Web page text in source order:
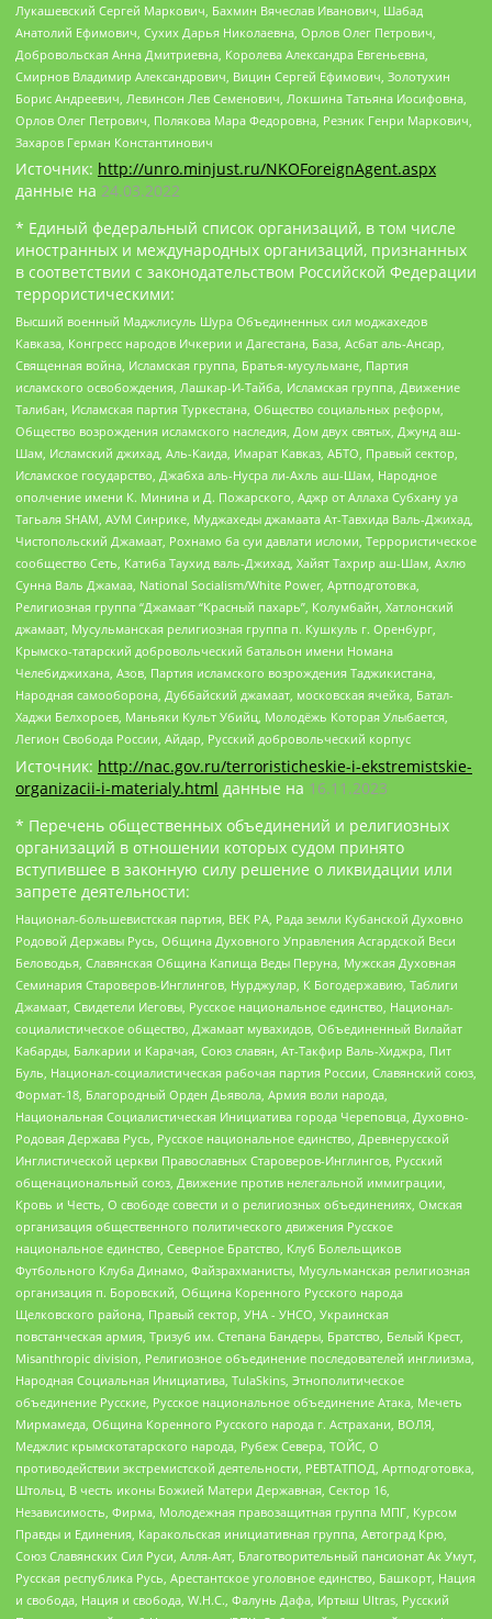
Лукашевский Сергей Маркович, Бахмин Вячеслав Иванович, Шабад
Анатолий Ефимович, Сухих Дарья Николаевна, Орлов Олег Петрович,
Добровольская Анна Дмитриевна, Королева Александра Евгеньевна,
Смирнов Владимир Александрович, Вицин Сергей Ефимович, Золотухин
Борис Андреевич, Левинсон Лев Семенович, Локшина Татьяна Иосифовна,
Орлов Олег Петрович, Полякова Мара Федоровна, Резник Генри Маркович,
Захаров Герман Константинович
Источник: http://unro.minjust.ru/NKOForeignAgent.aspx
данные на 24.03.2022
* Единый федеральный список организаций, в том числе
иностранных и международных организаций, признанных
в соответствии с законодательством Российской Федерации
террористическими:
Высший военный Маджлисуль Шура Объединенных сил моджахедов
Кавказа, Конгресс народов Ичкерии и Дагестана, База, Асбат аль-Ансар,
Священная война, Исламская группа, Братья-мусульмане, Партия
исламского освобождения, Лашкар-И-Тайба, Исламская группа, Движение
Талибан, Исламская партия Туркестана, Общество социальных реформ,
Общество возрождения исламского наследия, Дом двух святых, Джунд аш-
Шам, Исламский джихад, Аль-Каида, Имарат Кавказ, АБТО, Правый сектор,
Исламское государство, Джабха аль-Нусра ли-Ахль аш-Шам, Народное
ополчение имени К. Минина и Д. Пожарского, Аджр от Аллаха Субхану уа
Тагьаля SHAM, АУМ Синрике, Муджахеды джамаата Ат-Тавхида Валь-Джихад,
Чистопольский Джамаат, Рохнамо ба суи давлати исломи, Террористическое
сообщество Сеть, Катиба Таухид валь-Джихад, Хайят Тахрир аш-Шам, Ахлю
Сунна Валь Джамаа, National Socialism/White Power, Артподготовка,
Религиозная группа “Джамаат “Красный пахарь”, Колумбайн, Хатлонский
джамаат, Мусульманская религиозная группа п. Кушкуль г. Оренбург,
Крымско-татарский добровольческий батальон имени Номана
Челебиджихана, Азов, Партия исламского возрождения Таджикистана,
Народная самооборона, Дуббайский джамаат, московская ячейка, Батал-
Хаджи Белхороев, Маньяки Культ Убийц, Молодёжь Которая Улыбается,
Легион Свобода России, Айдар, Русский добровольческий корпус
Источник: http://nac.gov.ru/terroristicheskie-i-ekstremistskie-
organizacii-i-materialy.html данные на 16.11.2023
* Перечень общественных объединений и религиозных
организаций в отношении которых судом принято
вступившее в законную силу решение о ликвидации или
запрете деятельности:
Национал-большевистская партия, ВЕК РА, Рада земли Кубанской Духовно
Родовой Державы Русь, Община Духовного Управления Асгардской Веси
Беловодья, Славянская Община Капища Веды Перуна, Мужская Духовная
Семинария Староверов-Инглингов, Нурджулар, К Богодержавию, Таблиги
Джамаат, Свидетели Иеговы, Русское национальное единство, Национал-
социалистическое общество, Джамаат мувахидов, Объединенный Вилайат
Кабарды, Балкарии и Карачая, Союз славян, Ат-Такфир Валь-Хиджра, Пит
Буль, Национал-социалистическая рабочая партия России, Славянский союз,
Формат-18, Благородный Орден Дьявола, Армия воли народа,
Национальная Социалистическая Инициатива города Череповца, Духовно-
Родовая Держава Русь, Русское национальное единство, Древнерусской
Инглистической церкви Православных Староверов-Инглингов, Русский
общенациональный союз, Движение против нелегальной иммиграции,
Кровь и Честь, О свободе совести и о религиозных объединениях, Омская
организация общественного политического движения Русское
национальное единство, Северное Братство, Клуб Болельщиков
Футбольного Клуба Динамо, Файзрахманисты, Мусульманская религиозная
организация п. Боровский, Община Коренного Русского народа
Щелковского района, Правый сектор, УНА - УНСО, Украинская
повстанческая армия, Тризуб им. Степана Бандеры, Братство, Белый Крест,
Misanthropic division, Религиозное объединение последователей инглиизма,
Народная Социальная Инициатива, TulaSkins, Этнополитическое
объединение Русские, Русское национальное объединение Атака, Мечеть
Мирмамеда, Община Коренного Русского народа г. Астрахани, ВОЛЯ,
Меджлис крымскотатарского народа, Рубеж Севера, ТОЙС, О
противодействии экстремистской деятельности, РЕВТАТПОД, Артподготовка,
Штольц, В честь иконы Божией Матери Державная, Сектор 16,
Независимость, Фирма, Молодежная правозащитная группа МПГ, Курсом
Правды и Единения, Каракольская инициативная группа, Автоград Крю,
Союз Славянских Сил Руси, Алля-Аят, Благотворительный пансионат Ак Умут,
Русская республика Русь, Арестантское уголовное единство, Башкорт, Нация
и свобода, Нация и свобода, W.H.С., Фалунь Дафа, Иртыш Ultras, Русский